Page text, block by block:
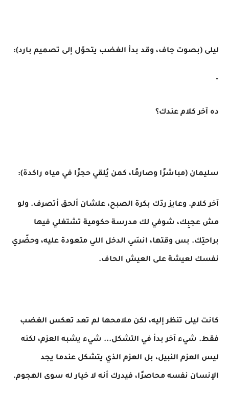
ليلى (بصوت جاف، وقد بدأ الغضب يتحوّل إلى تصميم بارد):
"
ده آخر كلام عندك؟
سليمان (مباشرًا وصارمًا، كمن يُلقي حجرًا في مياه راكدة):
آخر كلام. وعايز ردّك بكرة الصبح، علشان ألحق أتصرف. ولو
مش عجبِك، شوفي لك مدرسة حكومية تشتغلي فيها
براحتِك. بس وقتها، انسَي الدخل اللي متعودة عليه، وحضّري
نفسك لعيشة على العيش الحاف.
كانت ليلى تنظر إليه، لكن ملامحها لم تعد تعكس الغضب
فقط. شيء آخر بدأ في التشكل... شيء يشبه العزم، لكنه
ليس العزم النبيل، بل العزم الذي يتشكل عندما يجد
الإنسان نفسه محاصرًا، فيدرك أنه لا خيار له سوى الهجوم.